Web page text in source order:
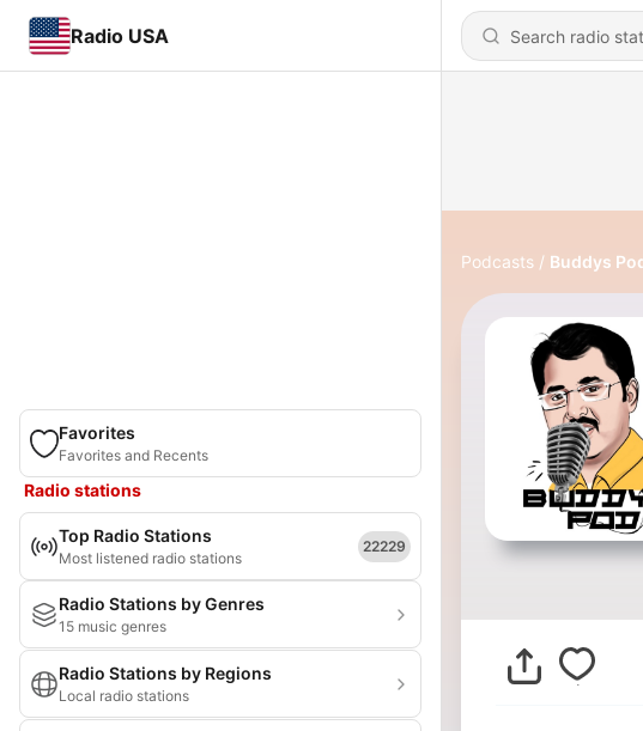
Radio USA
Favorites
Favorites and Recents
Radio stations
Top Radio Stations
Most listened radio stations
22229
Radio Stations by Genres
15 music genres
Radio Stations by Regions
Local radio stations
Podcasts Buddys